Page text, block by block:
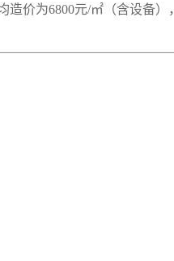
价为6800元/㎡（含设备）